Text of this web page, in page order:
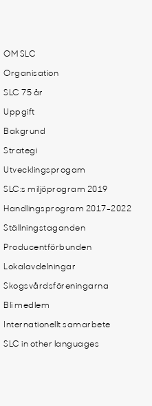
OM SLC
Organisation
SLC 75 år
Uppgift
Bakgrund
Strategi
Utvecklingsprogam
SLC:s miljöprogram 2019
Handlingsprogram 2017-2022
Ställningstaganden
Producentförbunden
Lokalavdelningar
Skogsvårdsföreningarna
Bli medlem
Internationellt samarbete
SLC in other languages